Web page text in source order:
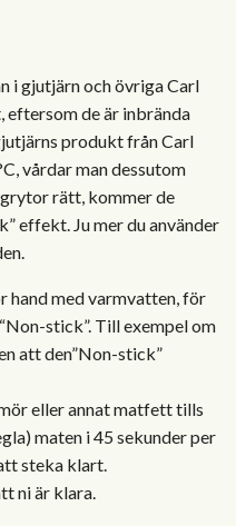
i gjutjärn och övriga Carl
de är inbrända
produkt från Carl
vårdar man dessutom
rätt, kommer de
effekt. Ju mer du använder
hand med varmvatten, för
stick”. Till exempel om
att den”Non-stick”
eller annat matfett tills
maten i 45 sekunder per
steka klart.
ni är klara.